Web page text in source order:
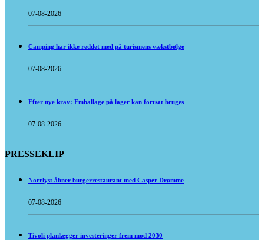
07-08-2026
Camping har ikke reddet med på turismens vækstbølge
07-08-2026
Efter nye krav: Emballage på lager kan fortsat bruges
07-08-2026
PRESSEKLIP
Norrlyst åbner burgerrestaurant med Casper Drømme
07-08-2026
Tivoli planlægger investeringer frem mod 2030